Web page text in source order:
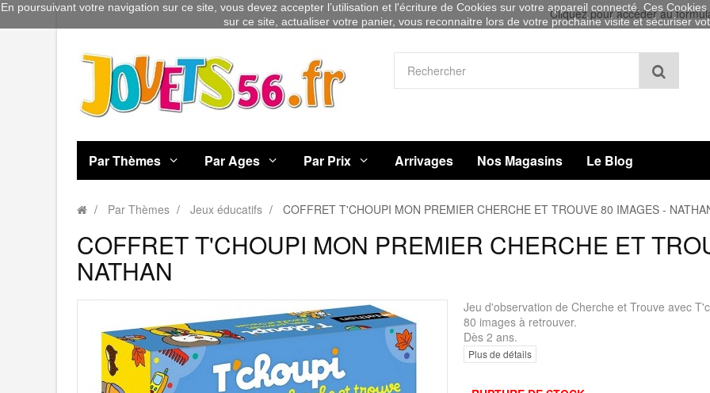
Cliquez pour accéder au
Par Thèmes Par Ages Par Prix Arrivages Nos Magasins Le Blog
Par Thèmes Jeux éducatifs COFFRET T'CHOUPI MON PREMIER CHERCHE ET TROUVE 80 IMAGES -
COFFRET T'CHOUPI MON PREMIER CHERCHE ET
NATHAN
Jeu d'observation de Cherche et Trouve avec
80 images à retrouver.
Dès 2 ans.
Plus de détails
En poursuivant votre navigation sur ce site, vous devez accepter l’utilisation et l'écriture de Cookies sur votre appareil connecté. Ces
sur ce site, actualiser votre panier, vous reconnaitre lors de votre prochaine visite et sécuriser